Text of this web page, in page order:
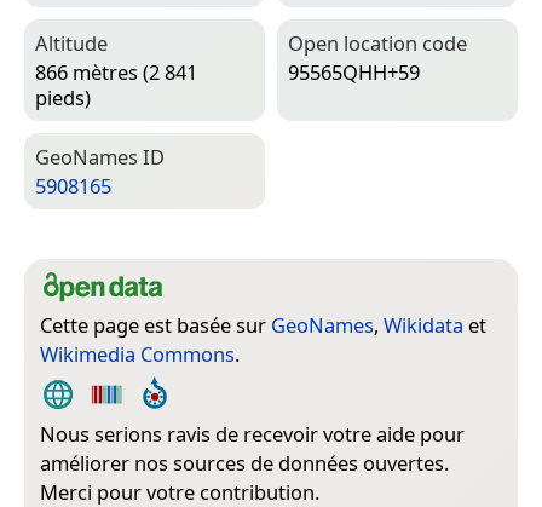
Altitude
866 mètres (2 841
pieds)
Open location code
95565QHH+59
Geo­Names ID
5908165
Cette page est basée sur GeoNames, Wikidata et
Wikimedia Commons.
Nous serions ravis de recevoir votre aide pour
améliorer nos sources de données ouvertes.
Merci pour votre contribution.